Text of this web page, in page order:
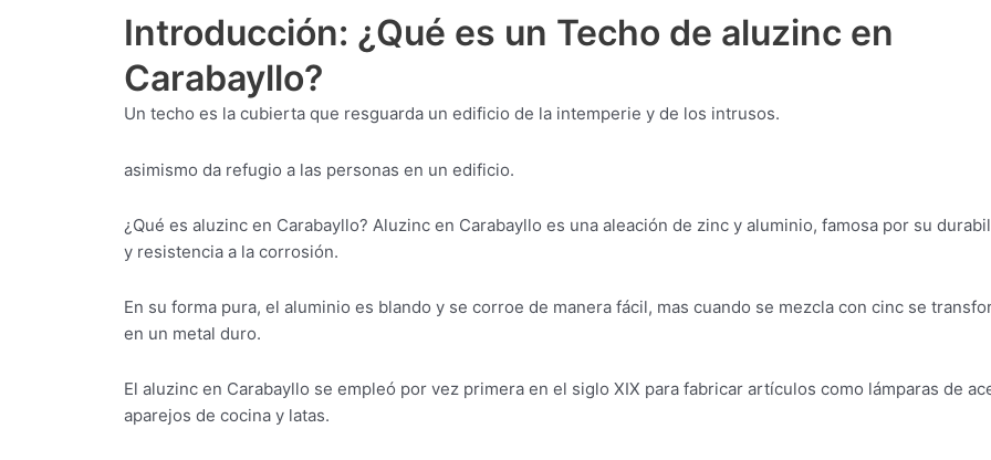
Introducción: ¿Qué es un Techo de aluzinc en
Carabayllo?
Un techo es la cubierta que resguarda un edificio de la intemperie y de los intrusos.
asimismo da refugio a las personas en un edificio.
¿Qué es aluzinc en Carabayllo? Aluzinc en Carabayllo es una aleación de zinc y aluminio, famosa por su
y resistencia a la corrosión.
En su forma pura, el aluminio es blando y se corroe de manera fácil, mas cuando se mezcla con cinc se
en un metal duro.
El aluzinc en Carabayllo se empleó por vez primera en el siglo XIX para fabricar artículos como lámparas de
aparejos de cocina y latas.